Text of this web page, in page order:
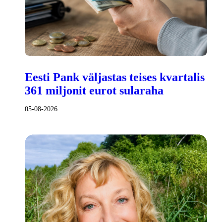
Eesti Pank väljastas teises kvartalis
361 miljonit eurot sularaha
05-08-2026